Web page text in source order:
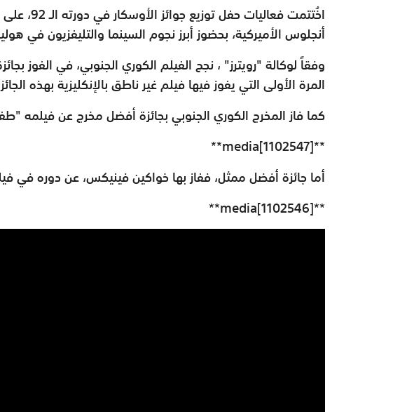
اخُتتمت
أنجلوس الأميركية، بحضوز أبرز نجوم السينما والتليفزيون في
وفقاً لوكالة "رويترز" ، نجح الفيلم الكوري الجنوبي، في الفوز
المرة الأولى التي يفوز فيها فيلم غير ناطق بالإنكليزية بهذه
كما فاز المخرج الكوري الجنوبي بجائزة أفضل مخرج عن فيلمه
**media[1102547]**
أما جائزة أفضل ممثل، ففاز بها خواكين فينيكس، عن دوره في
**media[1102546]**